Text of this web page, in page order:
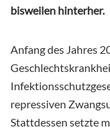
bisweilen hinterher.
Anfang des Jahres
repressiven
Stattdessen setzte